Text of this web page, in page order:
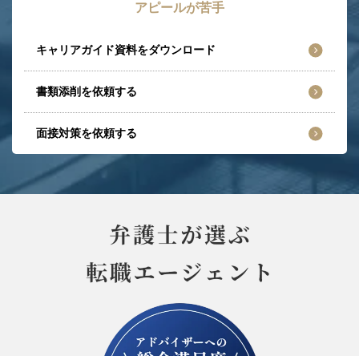
アピールが苦手
キャリアガイド資料をダウンロード
書類添削を依頼する
面接対策を依頼する